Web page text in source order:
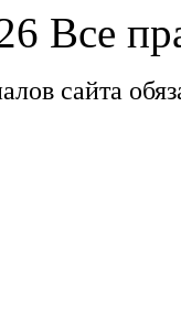
Все
сайта